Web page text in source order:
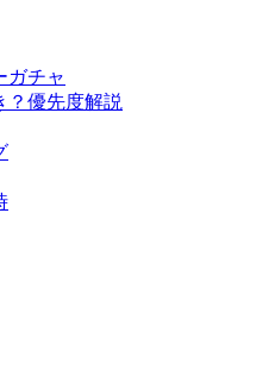
ガチャ
？優先度解説